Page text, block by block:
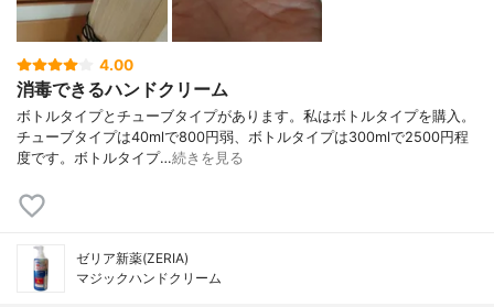
4.00
消毒できるハンドクリーム
ボトルタイプとチューブタイプがあります。私はボトルタイプを購入。
チューブタイプは40mlで800円弱、ボトルタイプは300mlで2500円程
度です。ボトルタイプ…続きを見る
ゼリア新薬(ZERIA)
マジックハンドクリーム